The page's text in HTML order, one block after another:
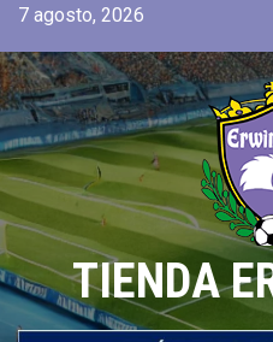
7 agosto, 2026
TIENDA